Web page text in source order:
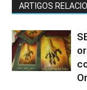
ARTIGOS